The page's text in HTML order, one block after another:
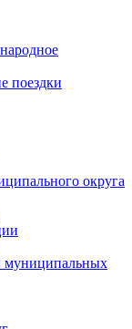
поездки
округа
муниципальных